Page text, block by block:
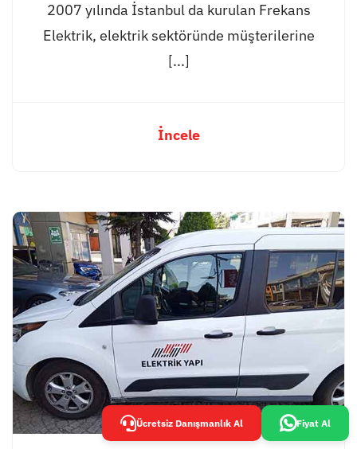
2007 yılında İstanbul da kurulan Frekans
Elektrik, elektrik sektöründe müşterilerine
[...]
İncele
Ücretsiz Danışmanlık Al Fiyat Al